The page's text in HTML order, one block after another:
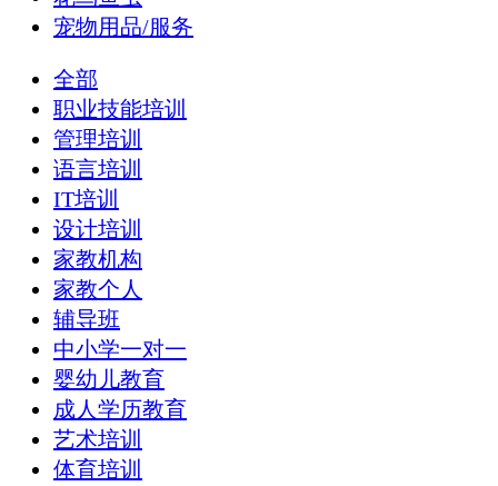
宠物用品/服务
全部
职业技能培训
管理培训
语言培训
IT培训
设计培训
家教机构
家教个人
辅导班
中小学一对一
婴幼儿教育
成人学历教育
艺术培训
体育培训